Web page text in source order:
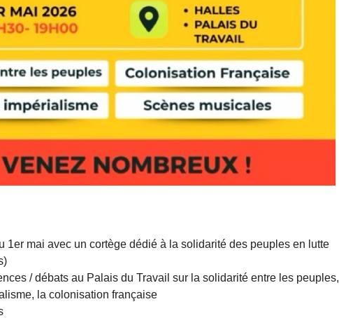
1er mai avec un cortège dédié à la solidarité des peuples en lutte
/ débats au Palais du Travail sur la solidarité entre les peuples,
la colonisation française